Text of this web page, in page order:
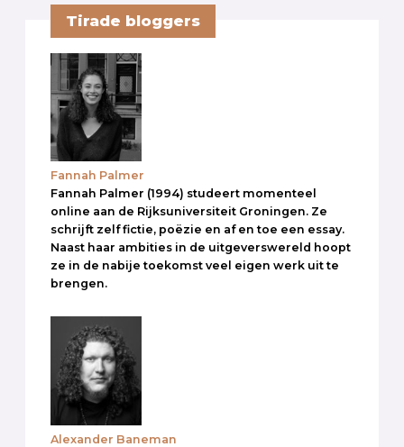
Tirade bloggers
Fannah Palmer
Fannah Palmer (1994) studeert momenteel
online aan de Rijksuniversiteit Groningen. Ze
schrijft zelf fictie, poëzie en af en toe een essay.
Naast haar ambities in de uitgeverswereld hoopt
ze in de nabije toekomst veel eigen werk uit te
brengen.
Alexander Baneman